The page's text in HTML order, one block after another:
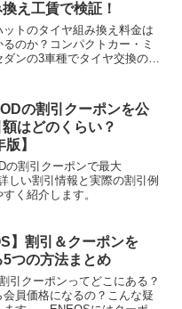
え工賃で検証！
ットのタイヤ組み換え料金は
るのか？コンパクトカー・ミ
ダンの3車種でタイヤ交換の工
の割引クーポンを公
はどのくらい？
版】
の割引クーポンで最大
しい割引情報と実際の割引例
く紹介します。
】割引＆クーポンを
つの方法まとめ
引クーポンってどこにある？
会員価格になるの？こんな疑